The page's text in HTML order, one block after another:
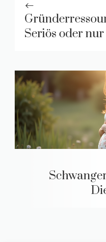
Seriös oder